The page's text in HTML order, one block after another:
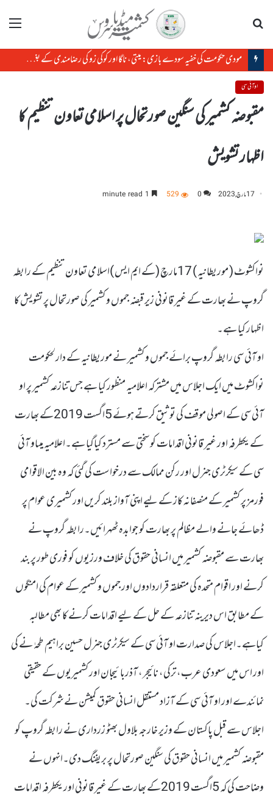
مینو
مودی حکومت کی خفیہ سودے بازی: میتی، ناگا اور کوکی زو کی رضامندی کے بغیر منی پور کی زمین کا سودا
او آئی سی
مقبوضہ کشمیر کی سنگین صورتحال پر اسلامی تعاون تنظیم کا
اظہار تشویش
17 مارچ, 2023 0
529
نواکشوٹ ( موریطانیہ )
17مارچ (کے ایم ایس )اسلامی تعاون تنظیم کے رابطہ
گروپ نے بھارت کے غیر قانونی زیر قبضہ جموں و کشمیر کی صورتحال پر تشویش کا
اظہار کیا ہے۔
او آئی سی رابطہ گروپ برائے جموں و کشمیر نے موریطانیہ کے دارلحکومت
نواکشوٹ میں ایک اجلاس میں مشترکہ اعلامیہ منظور کیا ہے جس تنازعہ کشمیر پر او
آئی سی کے اصولی موقف کی توثیق کرتے ہوئے 5اگست 2019کے بھارت
کے یکطرفہ اور غیر قانونی اقدامات کو سختی سے مسترد کیاگیا ہے۔اعلامیہ میںاو آئی
سی کے سیکرٹری جنرل اور رکن ممالک سے درخواست کی گئی کہ وہ بین الاقوامی
فورمز پر کشمیر کے منصفانہ کاز کے لیے اپنی آواز بلند کریں اور کشمیری عوام پر
ڈھائے جانے والے مظالم پر بھارت کو جوابدہ ٹھہرائیں۔رابطہ گروپ نے
بھارت سے مقبوضہ کشمیر میں انسانی حقوق کی خلاف ورزیوں کو فوری طور پر بند
کرنے اور اقوام متحدہ کی متعلقہ قراردادوں اور جموں و کشمیر کے عوام کی امنگوں
کے مطابق اس دیرینہ تنازعہ کے حل کے لیے اقدامات کرنے کا بھی مطالبہ
کیاہے۔اجلاس کی صدارت او آئی سی کے سیکرٹری جنرل حسین براہیم طحہٰ نے کی
اور اس میں سعودی عرب، ترکی، نائیجر، آذربائیجان اور کشمیریوں کے حقیقی
نمائندے اور او آئی سی کے آزاد مستقل انسانی حقوق کمیشن نے شرکت کی۔
اجلاس سے قبل پاکستان کے وزیر خارجہ بلاول بھٹو زرداری نے رابطہ گروپ کو
مقبوضہ کشمیر میں انسانی حقوق کی سنگین صورتحال پر بریفنگ دی۔انہوں نے
وضاحت کی کہ 5اگست 2019کے بھارت کے غیر قانونی اور یکطرفہ اقدامات